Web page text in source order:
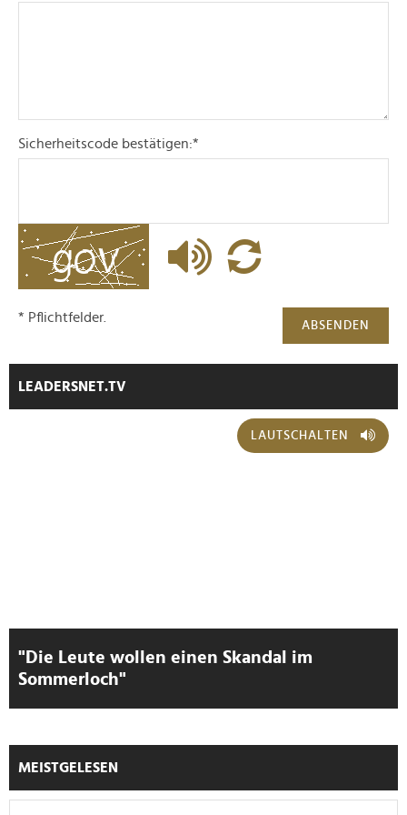
Sicherheitscode bestätigen:*
ABSENDEN
* Pflichtfelder.
LEADERSNET.TV
LAUTSCHALTEN
"Die Leute wollen einen Skandal im
Sommerloch"
MEISTGELESEN